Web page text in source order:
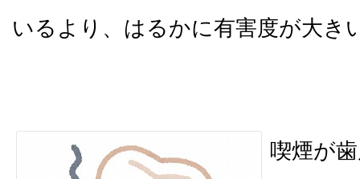
いるより、はるかに有害度が大き
喫煙が